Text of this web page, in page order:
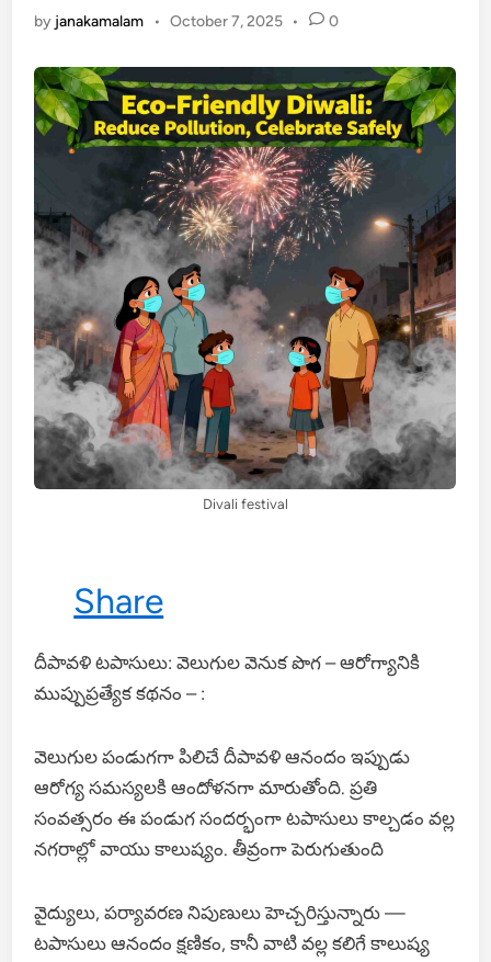
by janakamalam • October 7, 2025 • 0
Divali festival
Share
దీపావళి టపాసులు: వెలుగుల వెనుక పొగ – ఆరోగ్యానికి
ముప్పుప్రత్యేక కథనం – :
వెలుగుల పండుగగా పిలిచే దీపావళి ఆనందం ఇప్పుడు
ఆరోగ్య సమస్యలకి ఆందోళనగా మారుతోంది. ప్రతి
సంవత్సరం ఈ పండుగ సందర్భంగా టపాసులు కాల్చడం వల్ల
నగరాల్లో వాయు కాలుష్యం. తీవ్రంగా పెరుగుతుంది
వైద్యులు, పర్యావరణ నిపుణులు హెచ్చరిస్తున్నారు —
టపాసులు ఆనందం క్షణికం, కానీ వాటి వల్ల కలిగే కాలుష్య